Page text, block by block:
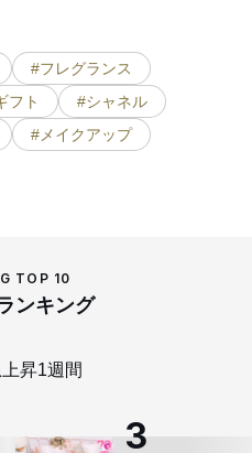
#フレグランス
フト
#シャネル
#メイクアップ
TOP 10
ンキング
昇1週間